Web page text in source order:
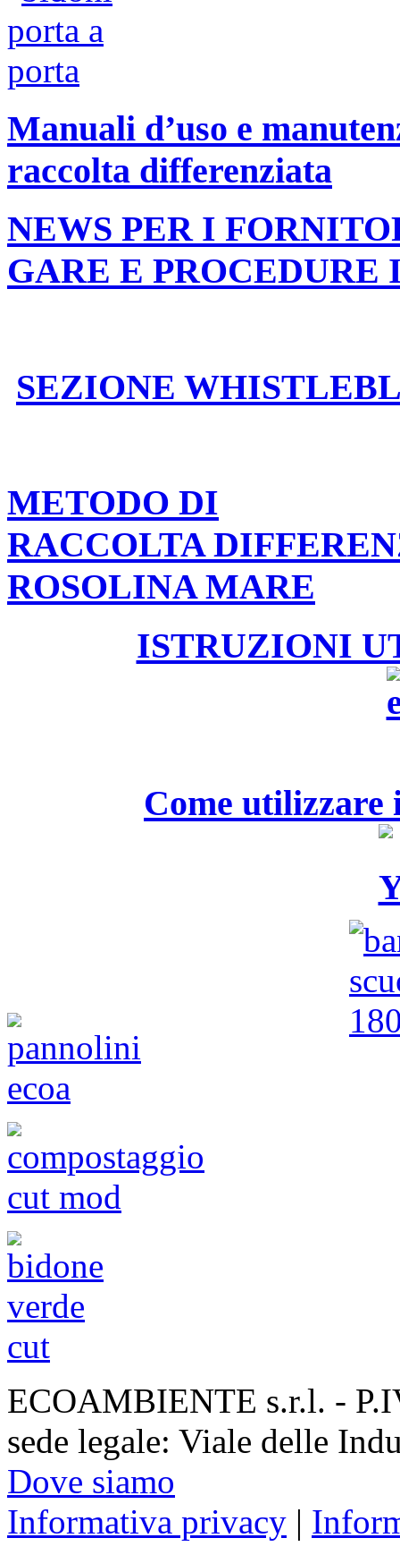
Manuali d’uso e
raccolta differenziata
NEWS PER I
GARE E PROCEDURE
SEZIONE
METODO DI
RACCOLTA
ROSOLINA MARE
ISTRUZIONI
Come utilizzare
ECOAMBIENTE s.r.l. -
sede legale: Viale delle
Dove siamo
Informativa privacy |